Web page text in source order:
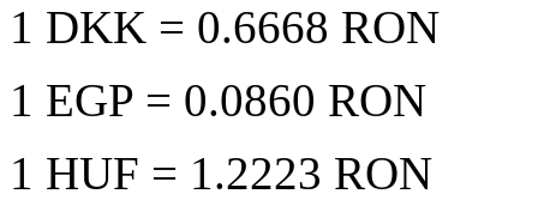
1 DKK = 0.6668 RON
1 EGP = 0.0860 RON
1 HUF = 1.2223 RON